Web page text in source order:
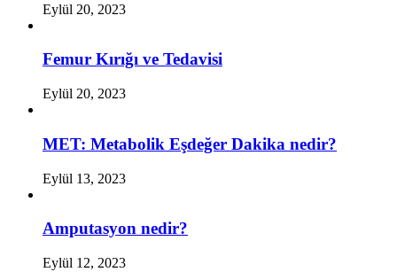
Eylül 20, 2023
Femur Kırığı ve Tedavisi
Eylül 20, 2023
MET: Metabolik Eşdeğer Dakika nedir?
Eylül 13, 2023
Amputasyon nedir?
Eylül 12, 2023